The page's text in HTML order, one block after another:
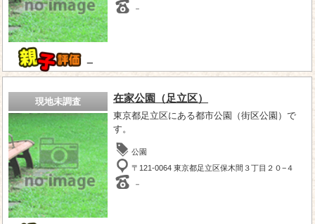
－
－
現地未調査 在家公園（足立区）
東京都足立区にある都市公園（街区公園）で
す。
公園
〒121-0064 東京都足立区保木間３丁目２０−４
－